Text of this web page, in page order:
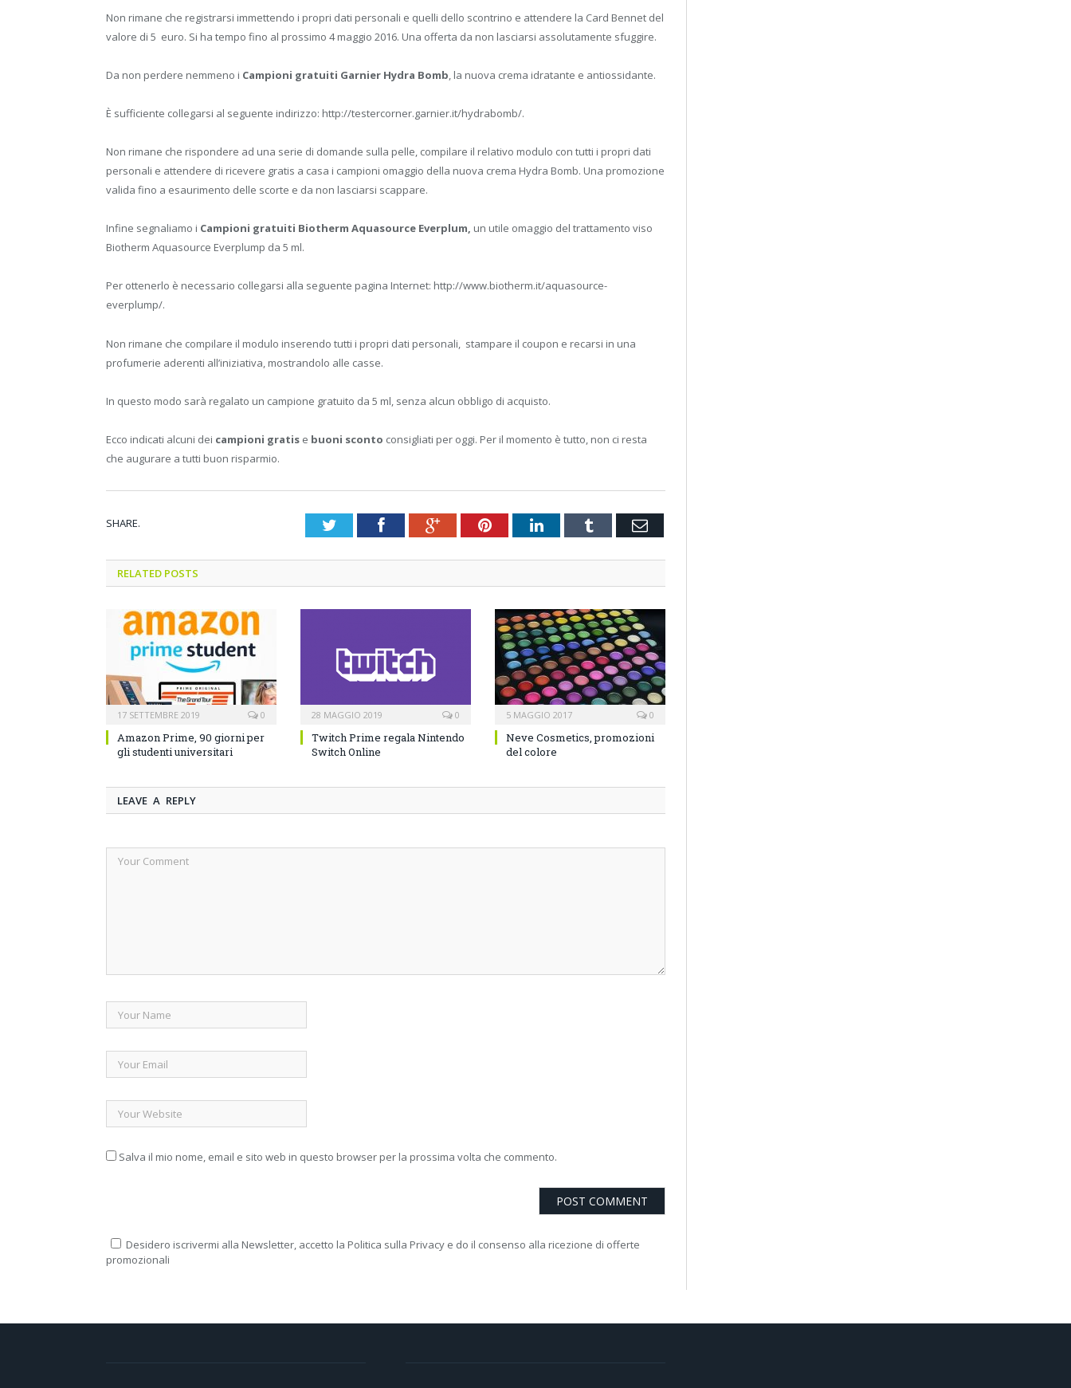
Non rimane che registrarsi immettendo i propri dati personali e quelli dello scontrino e attendere la Card Bennet del
valore di 5 euro. Si ha tempo fino al prossimo 4 maggio 2016. Una offerta da non lasciarsi assolutamente sfuggire.
Da non perdere nemmeno i Campioni gratuiti Garnier Hydra Bomb, la nuova crema idratante e antiossidante.
È sufficiente collegarsi al seguente indirizzo: http://testercorner.garnier.it/hydrabomb/.
Non rimane che rispondere ad una serie di domande sulla pelle, compilare il relativo modulo con tutti i propri dati
personali e attendere di ricevere gratis a casa i campioni omaggio della nuova crema Hydra Bomb. Una promozione
valida fino a esaurimento delle scorte e da non lasciarsi scappare.
Infine segnaliamo i Campioni gratuiti Biotherm Aquasource Everplum, un utile omaggio del trattamento viso
Biotherm Aquasource Everplump da 5 ml.
Per ottenerlo è necessario collegarsi alla seguente pagina Internet: http://www.biotherm.it/aquasource-
everplump/.
Non rimane che compilare il modulo inserendo tutti i propri dati personali, stampare il coupon e recarsi in una
profumerie aderenti all’iniziativa, mostrandolo alle casse.
In questo modo sarà regalato un campione gratuito da 5 ml, senza alcun obbligo di acquisto.
Ecco indicati alcuni dei campioni gratis e buoni sconto consigliati per oggi. Per il momento è tutto, non ci resta
che augurare a tutti buon risparmio.
SHARE. TwitterFacebookGoogle+PinterestLinkedInTumblr Email
RELATED POSTS
17 SETTEMBRE 2019 0
Amazon Prime, 90 giorni per
gli studenti universitari
28 MAGGIO 2019 0
Twitch Prime regala Nintendo
Switch Online
5 MAGGIO 2017 0
Neve Cosmetics, promozioni
del colore
LEAVE A REPLY
Salva il mio nome, email e sito web in questo browser per la prossima volta che commento.
Desidero iscrivermi alla Newsletter, accetto la Politica sulla Privacy e do il consenso alla ricezione di offerte
promozionali